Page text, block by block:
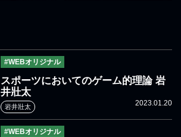
#WEBオリジナル
スポーツにおいてのゲーム的理論 岩
井壯太
2023.01.20
岩井壯太
#WEBオリジナル